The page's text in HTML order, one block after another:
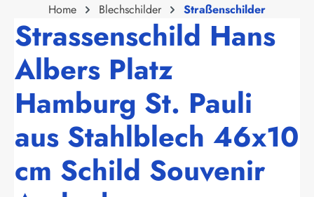
Home Blechschilder Straßenschilder
Strassenschild Hans
Albers Platz
Hamburg St. Pauli
aus Stahlblech 46x10
cm Schild Souvenir